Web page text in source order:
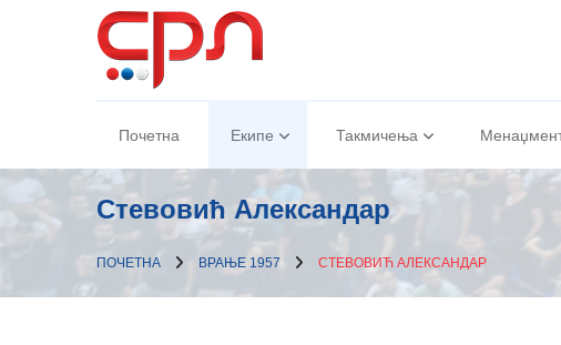
Почетна Екипе Такмичења
Стевовић Александар
ПОЧЕТНА ВРАЊЕ 1957 СТЕВОВИЋ АЛЕКСАНДАР